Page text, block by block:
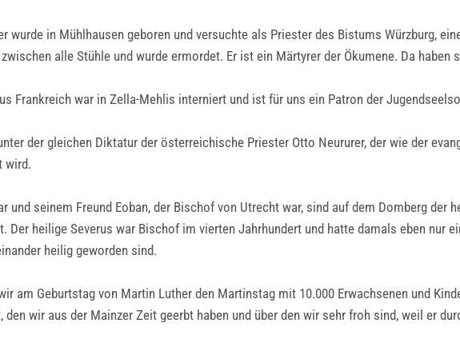
wurde in Mühlhausen geboren und versuchte als Priester des Bistums Würzburg,
alle Stühle und wurde ermordet. Er ist ein Märtyrer der Ökumene. Da haben
Frankreich war in Zella-Mehlis interniert und ist für uns ein Patron der
der gleichen Diktatur der österreichische Priester Otto Neururer, der wie der
wird.
und seinem Freund Eoban, der Bischof von Utrecht war, sind auf dem Domberg
Der heilige Severus war Bischof im vierten Jahrhundert und hatte damals eben nur
heilig geworden sind.
am Geburtstag von Martin Luther den Martinstag mit 10.000 Erwachsenen und
den wir aus der Mainzer Zeit geerbt haben und über den wir sehr froh sind, weil er